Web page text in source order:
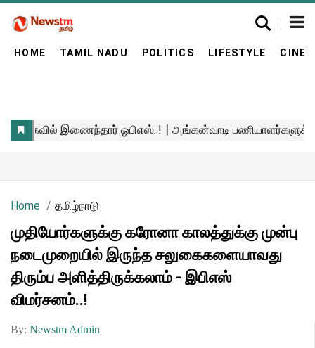
HOME TAMIL NADU POLITICS LIFESTYLE
Home தமிழ்நாடு
முதியோர்களுக்கு கரோனா காலத்துக்கு முன்பு
நடைமுறையில் இருந்த சலுகைகளையாவது
திரும்ப அளித்திருக்கலாம் - இபிஎஸ்
விமர்சனம்..!
By: Newstm Admin